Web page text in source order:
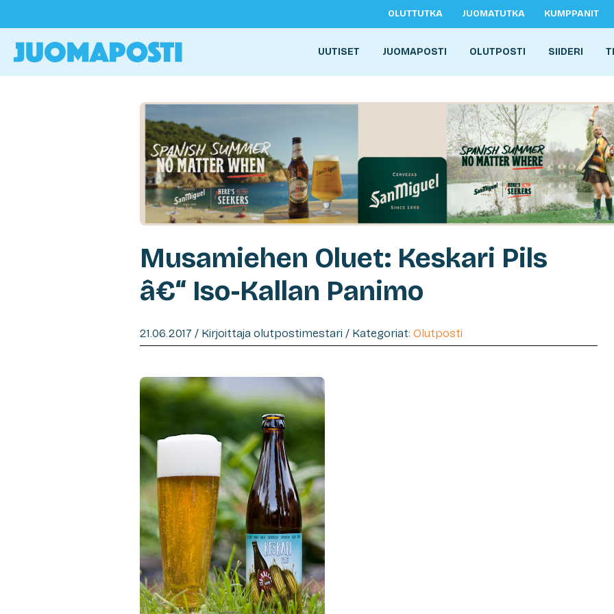
OLUTTUTKA JUOMATUTKA KUMPPANIT
UUTISET JUOMAPOSTI OLUTPOSTI SIIDERI
Musamiehen Oluet: Keskari Pils
â€“ Iso-Kallan Panimo
21.06.2017 / Kirjoittaja olutpostimestari / Kategoriat: Olutposti